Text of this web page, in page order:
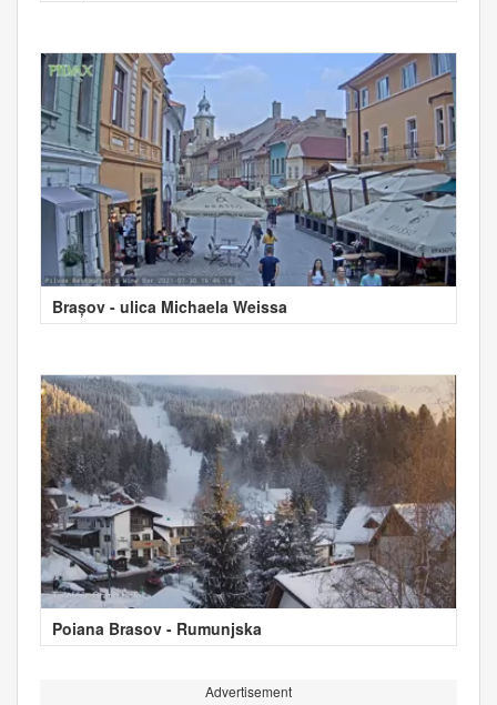
Brașov - ulica Michaela Weissa
Poiana Brasov - Rumunjska
Advertisement